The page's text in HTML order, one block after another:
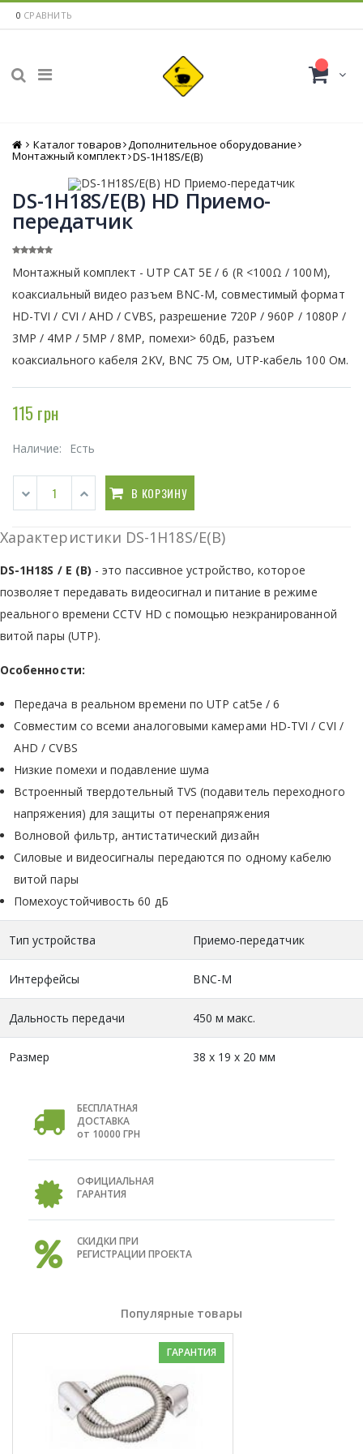
0 СРАВНИТЬ
Главная
Каталог товаров Дополнительное оборудование
Монтажный комплект DS-1H18S/E(B)
DS-1H18S/E(B) HD Приемо-
передатчик
Монтажный комплект - UTP CAT 5E / 6 (R <100Ω / 100M),
коаксиальный видео разъем BNC-M, совместимый формат
HD-TVI / CVI / AHD / CVBS, разрешение 720P / 960P / 1080P /
3MP / 4MP / 5MP / 8MP, помехи> 60дБ, разъем
коаксиального кабеля 2KV, BNC 75 Ом, UTP-кабель 100 Ом.
115 грн
Наличие: Есть
В КОРЗИНУ
Характеристики DS-1H18S/E(B)
DS-1H18S / E (B) - это пассивное устройство, которое
позволяет передавать видеосигнал и питание в режиме
реального времени CCTV HD с помощью неэкранированной
витой пары (UTP).
Особенности:
Передача в реальном времени по UTP cat5e / 6
Совместим со всеми аналоговыми камерами HD-TVI / CVI /
AHD / CVBS
Низкие помехи и подавление шума
Встроенный твердотельный TVS (подавитель переходного
напряжения) для защиты от перенапряжения
Волновой фильтр, антистатический дизайн
Силовые и видеосигналы передаются по одному кабелю
витой пары
Помехоустойчивость 60 дБ
Тип устройства Приемо-передатчик
Интерфейсы BNC-M
Дальность передачи 450 м макс.
Размер 38 х 19 х 20 мм
БЕСПЛАТНАЯ
ДОСТАВКА
от 10000 ГРН
ОФИЦИАЛЬНАЯ
ГАРАНТИЯ
СКИДКИ ПРИ
РЕГИСТРАЦИИ ПРОЕКТА
Популярные товары
ГАРАНТИЯ